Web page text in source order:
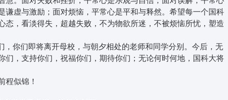
谦虚与激励；面对烦恼，平常心是平和与释然。希望每一个国科
态，看淡得失，超越失败，不为物欲所迷，不被烦恼所忧，塑造
你们即将离开母校，与朝夕相处的老师和同学分别。今后，无
们，支持你们，祝福你们，期待你们；无论何时何地，国科大将
似锦！